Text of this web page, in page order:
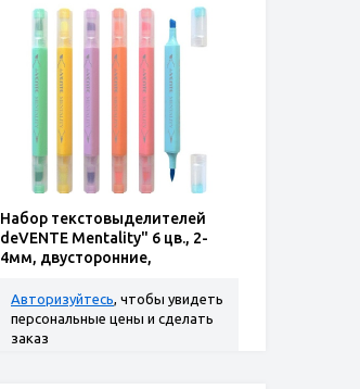
Набор текстовыделителей
deVENTE Mentality" 6 цв., 2-
4мм, двусторонние,
Авторизуйтесь, чтобы увидеть
персональные цены и сделать
заказ